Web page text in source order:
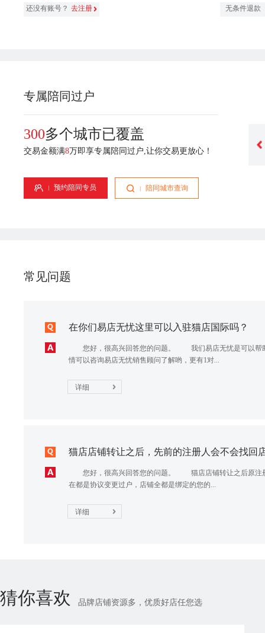
还没有账号？ 去注册 无条件退款
专属陪同过户
300多个城市已覆盖
交易金额满8万即享专属陪同过户,让你交易更放心！
预约陪同专员 陪同城市查询
专属顾问-8年从业经验 专属顾问-2年从业经验
常见问题
在你们易店无忧这里可以入驻猫店国际吗？
您好，很高兴回答您的问题。 我们易店无忧是可以帮助
情可以咨询易店无忧销售顾问了解哟，更有1对...
详细
猫店店铺转让之后，先前的注册人会不会找回
您好，很高兴回答您的问题。 猫店店铺转让之后原注册
在都是协议变更过户，店铺全都是绑定的您的...
详细
猜你喜欢 品牌店铺资源多，优质好店任您选